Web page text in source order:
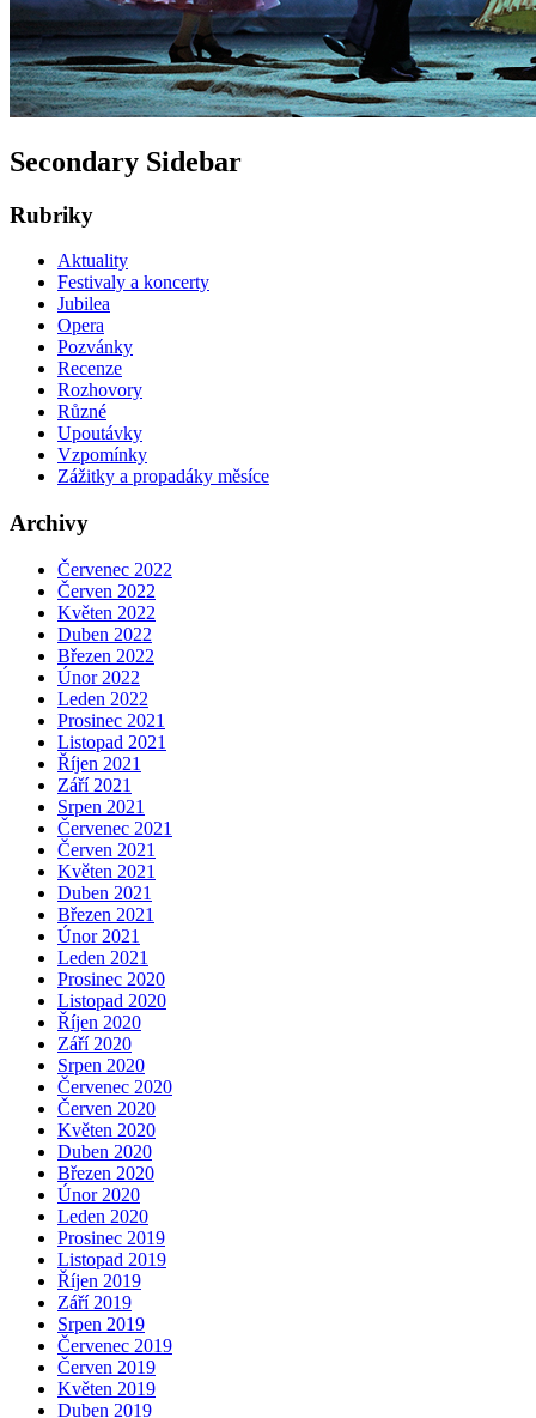
Secondary Sidebar
Rubriky
Aktuality
Festivaly a koncerty
Jubilea
Opera
Pozvánky
Recenze
Rozhovory
Různé
Upoutávky
Vzpomínky
Zážitky a propadáky měsíce
Archivy
Červenec 2022
Červen 2022
Květen 2022
Duben 2022
Březen 2022
Únor 2022
Leden 2022
Prosinec 2021
Listopad 2021
Říjen 2021
Září 2021
Srpen 2021
Červenec 2021
Červen 2021
Květen 2021
Duben 2021
Březen 2021
Únor 2021
Leden 2021
Prosinec 2020
Listopad 2020
Říjen 2020
Září 2020
Srpen 2020
Červenec 2020
Červen 2020
Květen 2020
Duben 2020
Březen 2020
Únor 2020
Leden 2020
Prosinec 2019
Listopad 2019
Říjen 2019
Září 2019
Srpen 2019
Červenec 2019
Červen 2019
Květen 2019
Duben 2019